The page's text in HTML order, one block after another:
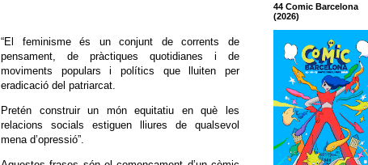
“El feminisme és un conjunt de corrents de
pensament, de pràctiques quotidianes i de
moviments populars i polítics que lluiten per
eradicació del patriarcat.
Pretén construir un món equitatiu en què les
relacions socials estiguen lliures de qualsevol
mena d’opressió”.
44 Comic Barcelona
(2026)